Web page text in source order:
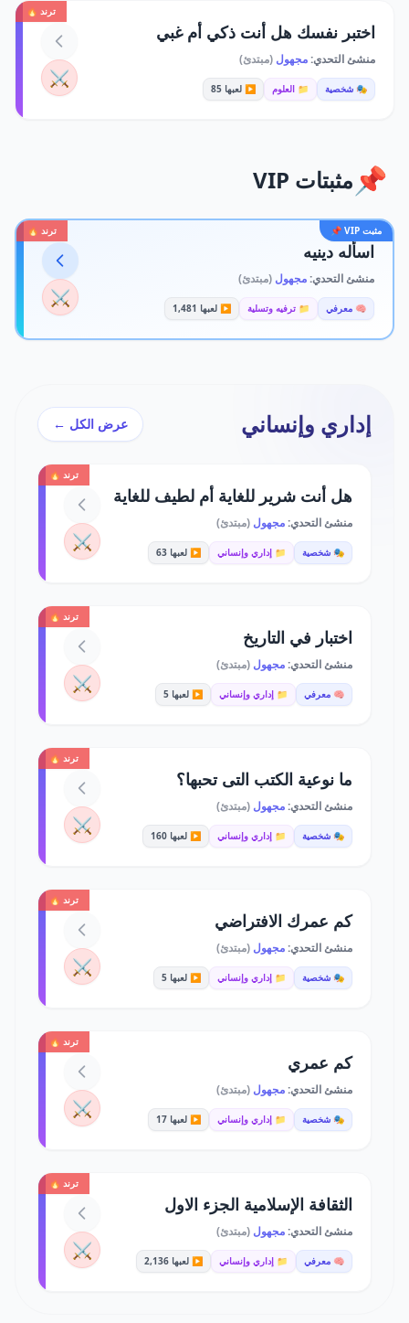
ترند 🔥
اختبر نفسك هل أنت ذكي أم غبي
منشئ التحدي:مجهول (مبتدئ)
🎭 شخصية 📁 العلوم ▶️ لعبها 85 ⚔️
📌 مثبتات VIP
مثبت VIP 📌 ترند 🔥
اسأله دينيه
منشئ التحدي:مجهول (مبتدئ)
🧠 معرفي 📁 ترفيه وتسلية ▶️ لعبها 1,481 ⚔️
إداري وإنساني عرض الكل ←
ترند 🔥
هل أنت شرير للغاية أم لطيف للغاية
منشئ التحدي:مجهول (مبتدئ)
🎭 شخصية 📁 إداري وإنساني ▶️ لعبها 63 ⚔️
ترند 🔥
اختبار في التاريخ
منشئ التحدي:مجهول (مبتدئ)
🧠 معرفي 📁 إداري وإنساني ▶️ لعبها 5 ⚔️
ترند 🔥
ما نوعية الكتب التى تحبها؟
منشئ التحدي:مجهول (مبتدئ)
🎭 شخصية 📁 إداري وإنساني ▶️ لعبها 160 ⚔️
ترند 🔥
كم عمرك الافتراضي
منشئ التحدي:مجهول (مبتدئ)
🎭 شخصية 📁 إداري وإنساني ▶️ لعبها 5 ⚔️
ترند 🔥
كم عمري
منشئ التحدي:مجهول (مبتدئ)
🎭 شخصية 📁 إداري وإنساني ▶️ لعبها 17 ⚔️
ترند 🔥
الثقافة الإسلامية الجزء الاول
منشئ التحدي:مجهول (مبتدئ)
🧠 معرفي 📁 إداري وإنساني ▶️ لعبها 2,136 ⚔️